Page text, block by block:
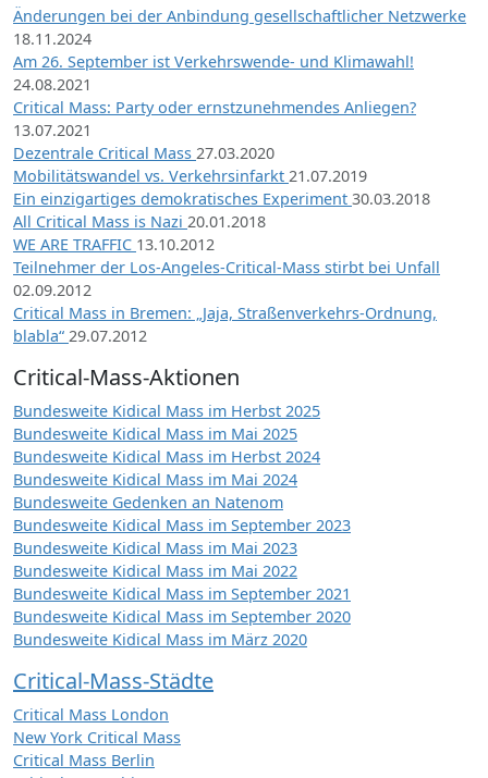
Änderungen bei der Anbindung gesellschaftlicher Netzwerke
18.11.2024
Am 26. September ist Verkehrswende- und Klimawahl!
24.08.2021
Critical Mass: Party oder ernstzunehmendes Anliegen?
13.07.2021
Dezentrale Critical Mass 27.03.2020
Mobilitätswandel vs. Verkehrsinfarkt 21.07.2019
Ein einzigartiges demokratisches Experiment 30.03.2018
All Critical Mass is Nazi 20.01.2018
WE ARE TRAFFIC 13.10.2012
Teilnehmer der Los-Angeles-Critical-Mass stirbt bei Unfall
02.09.2012
Critical Mass in Bremen: „Jaja, Straßenverkehrs-Ordnung,
blabla“ 29.07.2012
Critical-Mass-Aktionen
Bundesweite Kidical Mass im Herbst 2025
Bundesweite Kidical Mass im Mai 2025
Bundesweite Kidical Mass im Herbst 2024
Bundesweite Kidical Mass im Mai 2024
Bundesweite Gedenken an Natenom
Bundesweite Kidical Mass im September 2023
Bundesweite Kidical Mass im Mai 2023
Bundesweite Kidical Mass im Mai 2022
Bundesweite Kidical Mass im September 2021
Bundesweite Kidical Mass im September 2020
Bundesweite Kidical Mass im März 2020
Critical-Mass-Städte
Critical Mass London
New York Critical Mass
Critical Mass Berlin